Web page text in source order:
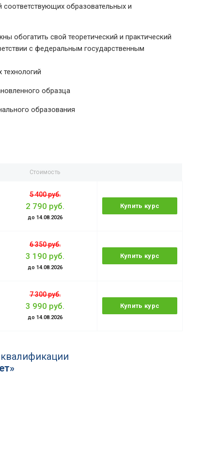
соответствующих образовательных и
обогатить свой теоретический и практический
с федеральным государственным
образца
образования
Стоимость
5 400 руб.
2 790 руб.
до 14.08.2026
Купить курс
6 350 руб.
3 190 руб.
до 14.08.2026
Купить курс
7 300 руб.
3 990 руб.
до 14.08.2026
Купить курс